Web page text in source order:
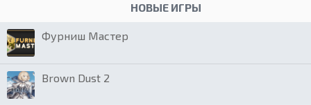
НОВЫЕ ИГРЫ
Фурниш Мастер
Brown Dust 2